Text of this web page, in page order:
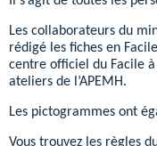
Les collaborateurs du
rédigé les fiches en
centre officiel du Facile
ateliers de l’APEMH.
Les pictogrammes ont
Vous trouvez les règles